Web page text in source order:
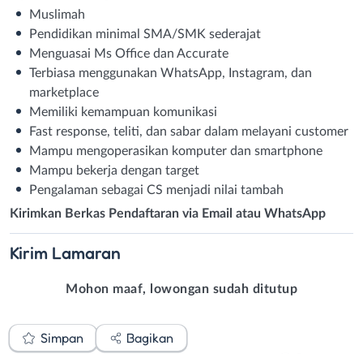
Muslimah
Pendidikan minimal SMA/SMK sederajat
Menguasai Ms Office dan Accurate
Terbiasa menggunakan WhatsApp, Instagram, dan
marketplace
Memiliki kemampuan komunikasi
Fast response, teliti, dan sabar dalam melayani customer
Mampu mengoperasikan komputer dan smartphone
Mampu bekerja dengan target
Pengalaman sebagai CS menjadi nilai tambah
Kirimkan Berkas Pendaftaran via Email atau WhatsApp
Kirim Lamaran
Mohon maaf, lowongan sudah ditutup
Simpan Bagikan